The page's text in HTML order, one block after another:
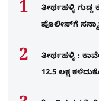
ತೀರ್ಥಹಳ್ಳಿ ಗುಡ್ಡ
ಪೊಲೀಸ್‌ಗೆ
ತೀರ್ಥಹಳ್ಳಿ :
12.5 ಲಕ್ಷ